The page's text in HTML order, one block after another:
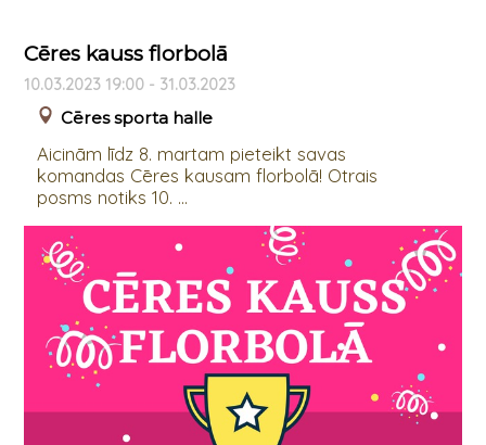
Cēres kauss florbolā
10.03.2023 19:00 - 31.03.2023
Cēres sporta halle
Aicinām līdz 8. martam pieteikt savas
komandas Cēres kausam florbolā! Otrais
posms notiks 10. ...